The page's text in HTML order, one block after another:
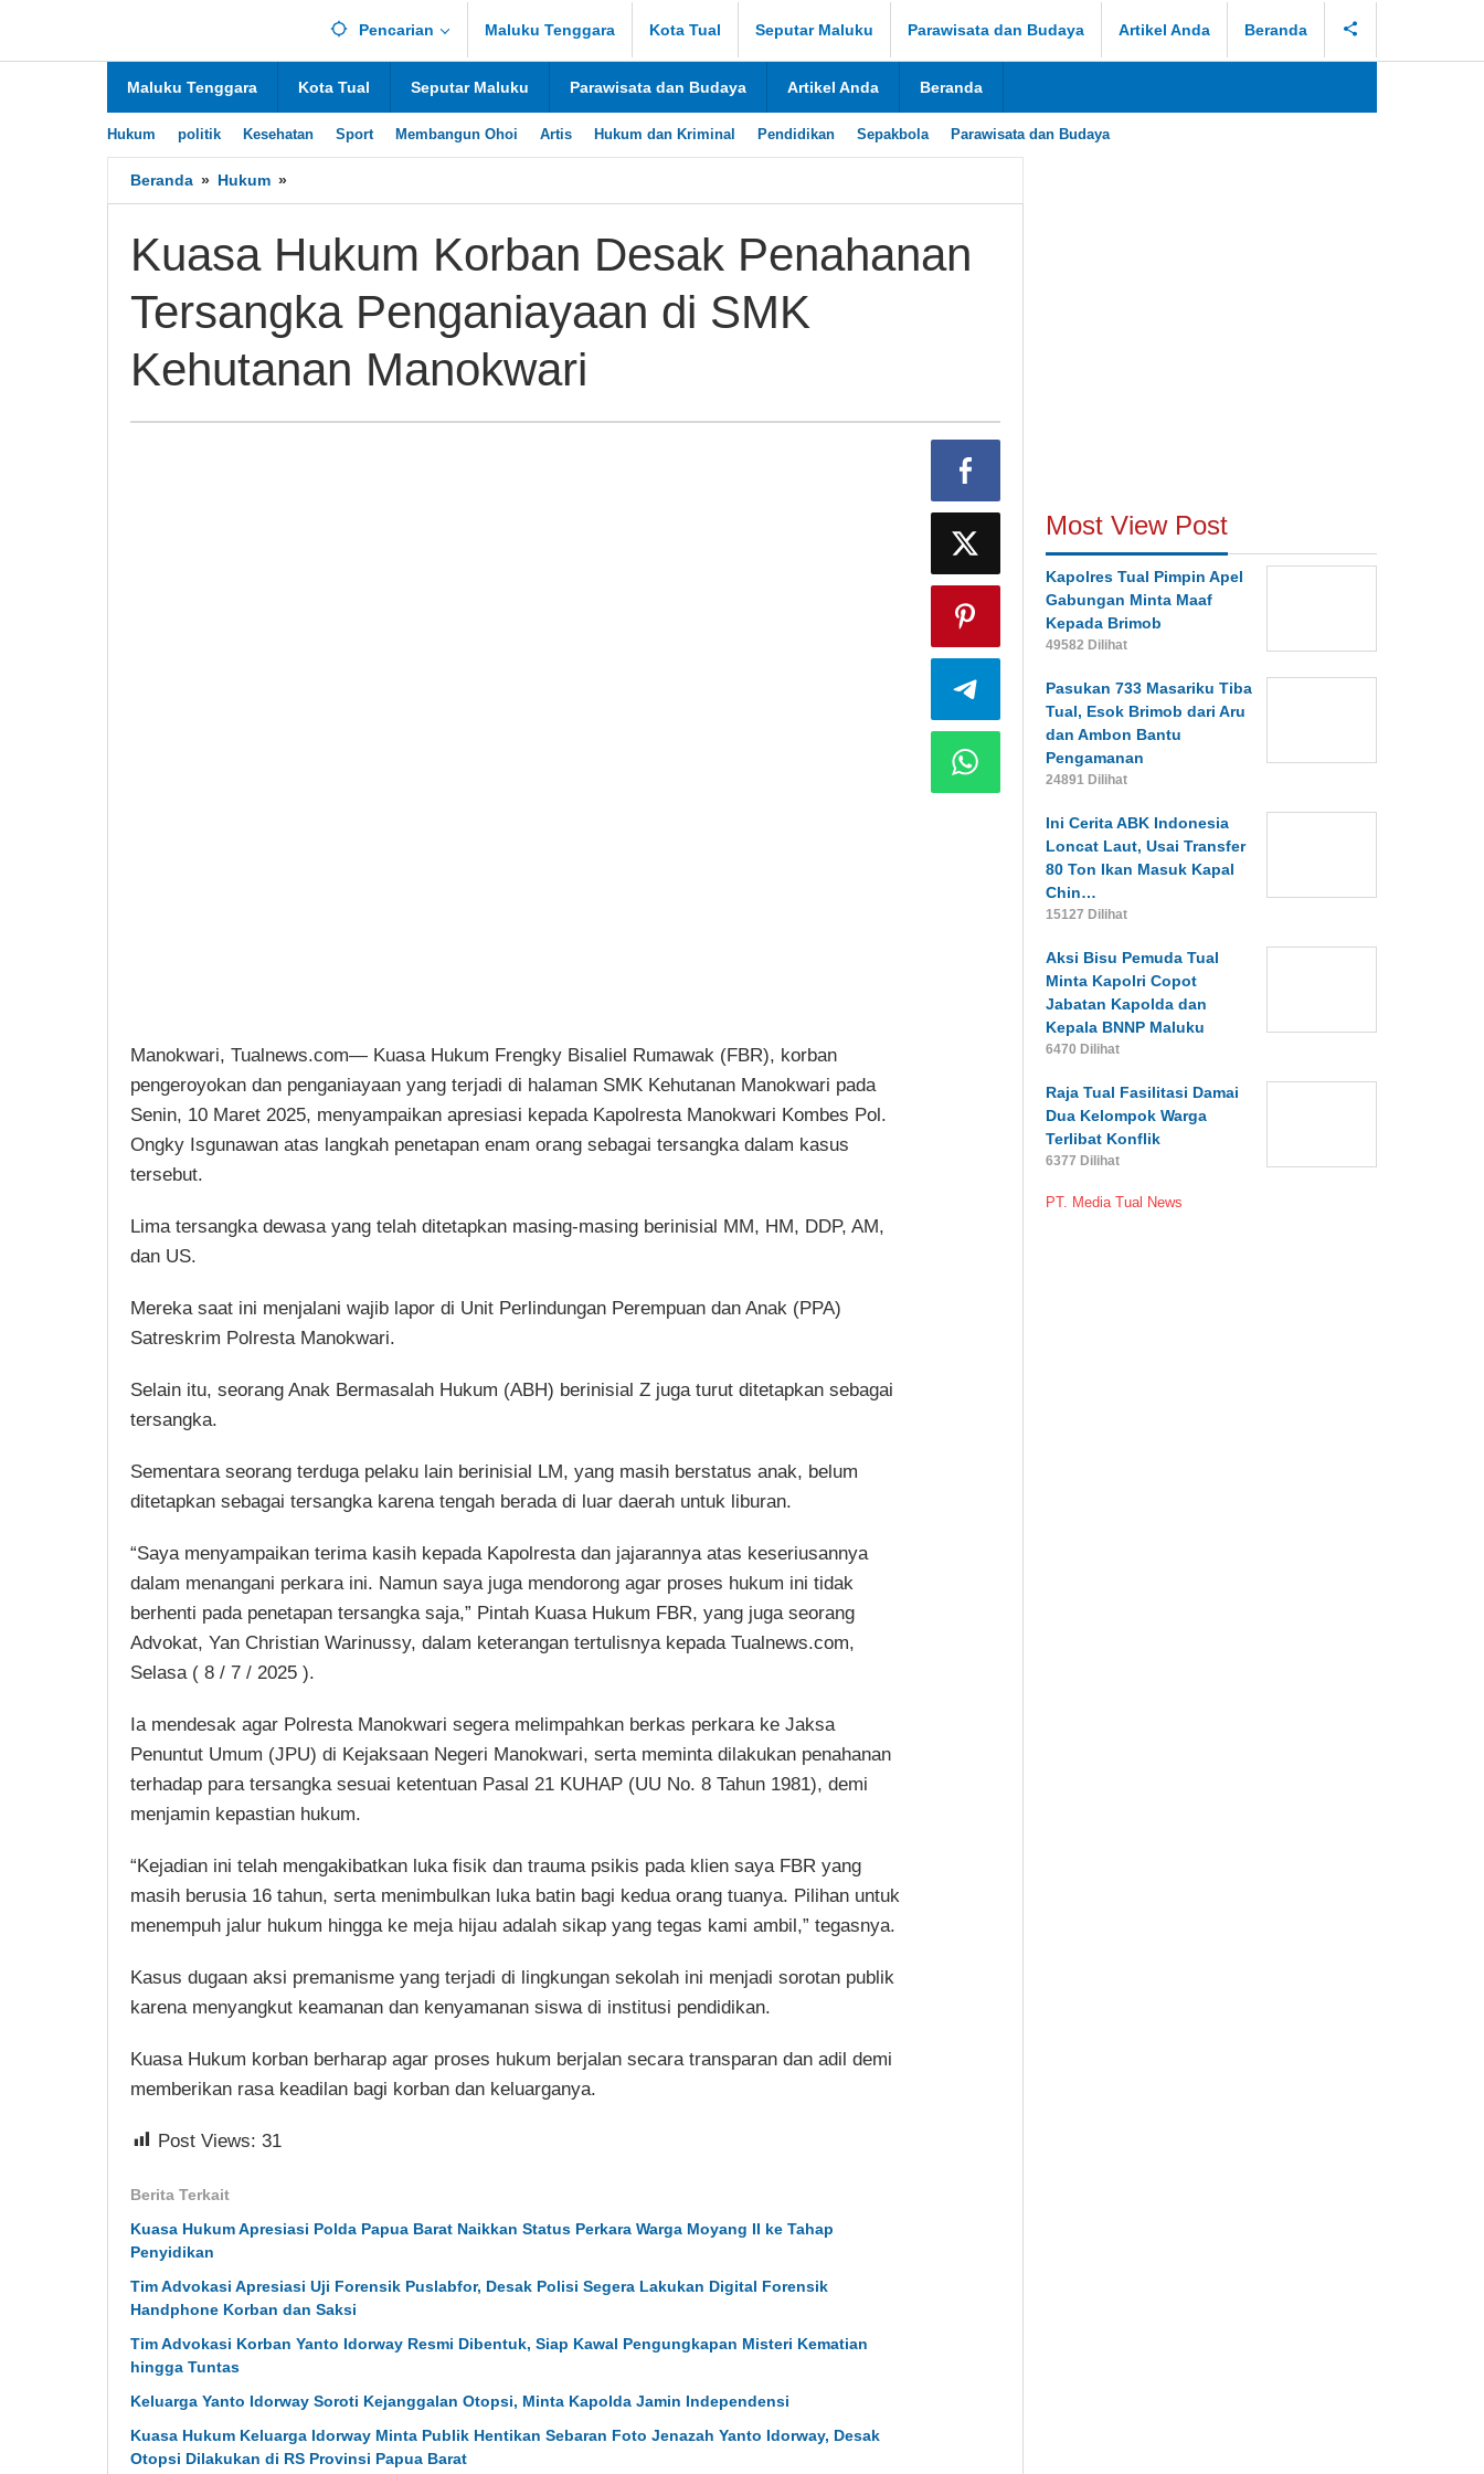
konten
Pencarian Maluku Tenggara Kota Tual Seputar Maluku Parawisata dan Budaya Artikel Anda Beranda
Maluku Tenggara Kota Tual Seputar Maluku Parawisata dan Budaya Artikel Anda Beranda
Hukum politik Kesehatan Sport Membangun Ohoi Artis Hukum dan Kriminal Pendidikan Sepakbola Parawisata dan Budaya
Beranda » Hukum »
Hukum
Desak
Penahanan
Tersangka
Penganiayaan
SMK
Kehutanan
Kuasa Hukum Korban Desak Penahanan
Tersangka Penganiayaan di SMK
Kehutanan Manokwari
Manokwari, Tualnews.com— Kuasa Hukum Frengky Bisaliel Rumawak (FBR), korban
pengeroyokan dan penganiayaan yang terjadi di halaman SMK Kehutanan Manokwari pada
Senin, 10 Maret 2025, menyampaikan apresiasi kepada Kapolresta Manokwari Kombes Pol.
Ongky Isgunawan atas langkah penetapan enam orang sebagai tersangka dalam kasus
tersebut.
Lima tersangka dewasa yang telah ditetapkan masing-masing berinisial MM, HM, DDP, AM,
dan US.
Mereka saat ini menjalani wajib lapor di Unit Perlindungan Perempuan dan Anak (PPA)
Satreskrim Polresta Manokwari.
Selain itu, seorang Anak Bermasalah Hukum (ABH) berinisial Z juga turut ditetapkan sebagai
tersangka.
Sementara seorang terduga pelaku lain berinisial LM, yang masih berstatus anak, belum
ditetapkan sebagai tersangka karena tengah berada di luar daerah untuk liburan.
“Saya menyampaikan terima kasih kepada Kapolresta dan jajarannya atas keseriusannya
dalam menangani perkara ini. Namun saya juga mendorong agar proses hukum ini tidak
berhenti pada penetapan tersangka saja,” Pintah Kuasa Hukum FBR, yang juga seorang
Advokat, Yan Christian Warinussy, dalam keterangan tertulisnya kepada Tualnews.com,
Selasa ( 8 / 7 / 2025 ).
Ia mendesak agar Polresta Manokwari segera melimpahkan berkas perkara ke Jaksa
Penuntut Umum (JPU) di Kejaksaan Negeri Manokwari, serta meminta dilakukan penahanan
terhadap para tersangka sesuai ketentuan Pasal 21 KUHAP (UU No. 8 Tahun 1981), demi
menjamin kepastian hukum.
“Kejadian ini telah mengakibatkan luka fisik dan trauma psikis pada klien saya FBR yang
masih berusia 16 tahun, serta menimbulkan luka batin bagi kedua orang tuanya. Pilihan untuk
menempuh jalur hukum hingga ke meja hijau adalah sikap yang tegas kami ambil,” tegasnya.
Kasus dugaan aksi premanisme yang terjadi di lingkungan sekolah ini menjadi sorotan publik
karena menyangkut keamanan dan kenyamanan siswa di institusi pendidikan.
Kuasa Hukum korban berharap agar proses hukum berjalan secara transparan dan adil demi
memberikan rasa keadilan bagi korban dan keluarganya.
Post Views: 31
Berita Terkait
Kuasa Hukum Apresiasi Polda Papua Barat Naikkan Status Perkara Warga Moyang II ke Tahap
Penyidikan
Tim Advokasi Apresiasi Uji Forensik Puslabfor, Desak Polisi Segera Lakukan Digital Forensik
Handphone Korban dan Saksi
Tim Advokasi Korban Yanto Idorway Resmi Dibentuk, Siap Kawal Pengungkapan Misteri Kematian
hingga Tuntas
Keluarga Yanto Idorway Soroti Kejanggalan Otopsi, Minta Kapolda Jamin Independensi
Kuasa Hukum Keluarga Idorway Minta Publik Hentikan Sebaran Foto Jenazah Yanto Idorway, Desak
Otopsi Dilakukan di RS Provinsi Papua Barat
Most View Post
Kapolres Tual Pimpin Apel
Gabungan Minta Maaf
Kepada Brimob
49582 Dilihat
Pasukan 733 Masariku Tiba
Tual, Esok Brimob dari Aru
dan Ambon Bantu
Pengamanan
24891 Dilihat
Ini Cerita ABK Indonesia
Loncat Laut, Usai Transfer
80 Ton Ikan Masuk Kapal
Chin…
15127 Dilihat
Aksi Bisu Pemuda Tual
Minta Kapolri Copot
Jabatan Kapolda dan
Kepala BNNP Maluku
6470 Dilihat
Raja Tual Fasilitasi Damai
Dua Kelompok Warga
Terlibat Konflik
6377 Dilihat
PT. Media Tual News